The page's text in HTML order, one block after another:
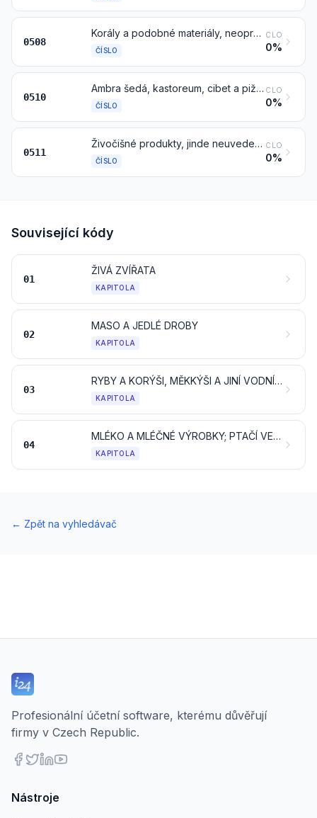
0508
Korály a podobné materiály, neopracované nebo pouze jednoduše upravené, avšak jinak nezpracované; ulity, lastury a krunýře měkkýšů, korýšů nebo ostnokožců a sépiové kosti, neopracované nebo jednoduše upravené, avšak nepřiříznuté do tvaru, prach a odpad z těchto materiálů
ČÍSLO
CLO
0%
0510
Ambra šedá, kastoreum, cibet a pižmo; kantaridy; žluč, též sušená; žlázy a jiné látky živočišného původu používané k přípravě farmaceutických výrobků, čerstvé, chlazené, zmrazené nebo jinak prozatímně konzervované
ČÍSLO
CLO
0%
0511
Živočišné produkty, jinde neuvedené ani nezahrnuté; mrtvá zvířata kapitol 1 nebo 3, nezpůsobilá k lidskému požívání
ČÍSLO
CLO
0%
Související kódy
01
ŽIVÁ ZVÍŘATA
KAPITOLA
02
MASO A JEDLÉ DROBY
KAPITOLA
03
RYBY A KORÝŠI, MĚKKÝŠI A JINÍ VODNÍ BEZOBRATLÍ
KAPITOLA
04
MLÉKO A MLÉČNÉ VÝROBKY; PTAČÍ VEJCE; PŘÍRODNÍ MED; JEDLÉ PRODUKTY ŽIVOČIŠNÉHO PŮVODU, JINDE NEUVEDENÉ ANI NEZAHRNUTÉ
KAPITOLA
← Zpět na vyhledávač
Profesionální účetní software, kterému důvěřují
firmy v Czech Republic.
Nástroje